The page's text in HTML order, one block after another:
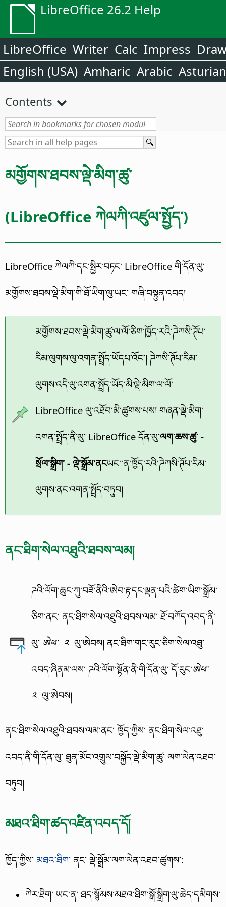
LibreOffice 26.2 Help
LibreOffice Writer Calc Impress
English (USA) Amharic Arabic Asturian
Contents
མགྱོགས་ཐབས་ལྡེ་མིག་ཚུ་
(LibreOffice ཀེལཀི་འཛུལ་སྤྱོད་)
LibreOffice ཀེལཀི་དང་སྤྱིར་བཏང་ LibreOffice གི་དོན་ལུ་
མགྱོགས་ཐབས་ལྡེ་མིག་གི་ཐོ་ཡིག་ལུ་ཡང་ གཞི་བསྟུན་འབད།
མགྱོགས་ཐབས་ལྡེ་མིག་ཚུ་ལ་ལོ་ཅིག་ཁྱོད་རའི་ཌེཀསི་ཊོཔ་
རིམ་ལུགས་ལུ་འགན་སྤྲོད་ཡོདཔ་འོང་། ཌེཀསི་ཊོཔ་རིམ་
ལུགས་འདི་ལུ་འགན་སྤྲོད་ཡོད་མི་ལྡེ་མིག་ལ་ལོ་
LibreOffice ལུ་འཐོབ་མི་ཚུགས་པས། གཞན་ལྡེ་མིག་
འགན་སྤྲོད་ནི་ལུ་ LibreOffice དོན་ལུ་ལག་ཆས་ཚུ་ -
སྲོལ་སྒྲིག་ - ལྡེ་སྒྲོམ་ནངཡང་་ན་ཁྱོད་རའི་ཌེཀསི་ཊོཔ་རིམ་
ལུགས་ནང་འགན་སྤྲོད་བཏུབ།
ནང་ཐིག་སེལ་འཐུའི་ཐབས་ལམ།
ཌའི་ལོག་ཆུང་ཀུ་བཟོ་ནིའི་ཨེབ་རྟ་དང་ལྡན་པའི་ཚིག་ཡིག་སྒྲོམ་
ཅིག་ནང་ ནང་ཐིག་སེལ་འཐུའི་ཐབས་ལམ་ ཐོ་བཀོད་འབད་ནི་
ལུ་ ཨེཕ་ ༢ལུ་ཨེབས། ནང་ཐིག་གང་རུང་ཅིག་སེལ་འཐུ་
འབད་ཞིནམ་ལས་ ཌའི་ལོག་སྟོན་ནི་གི་དོན་ལུ་ དོ་རུང་ཨེཕ་
༢ལུ་ཨེབས།
ནང་ཐིག་སེལ་འཐུའི་ཐབས་ལམ་ནང་ ཁྱོད་ཀྱིས་ ནང་ཐིག་སེལ་འཐུ་
འབད་ནི་གི་དོན་ལུ་ ཐུན་མོང་འགྲུལ་བསྐྱོད་ལྡེ་མིག་ཚུ་ ལག་ལེན་འཐབ་
བཏུབ།
མཐའ་ཐིག་ཚད་འཛིན་འབད་དོ།
ཁྱོད་ཀྱིས་ མཐའ་ཐིག་ ནང་ ལྡེ་སྒྲོམ་ལག་ལེན་འཐབ་ཚུགས་:
ཀེར་ཐིག་ ཡང་ན་ ཐད་སྙོམས་མཐའ་ཐིག་སྒོ་སྒྲིག་ལུ་ཆེད་དམིགས་